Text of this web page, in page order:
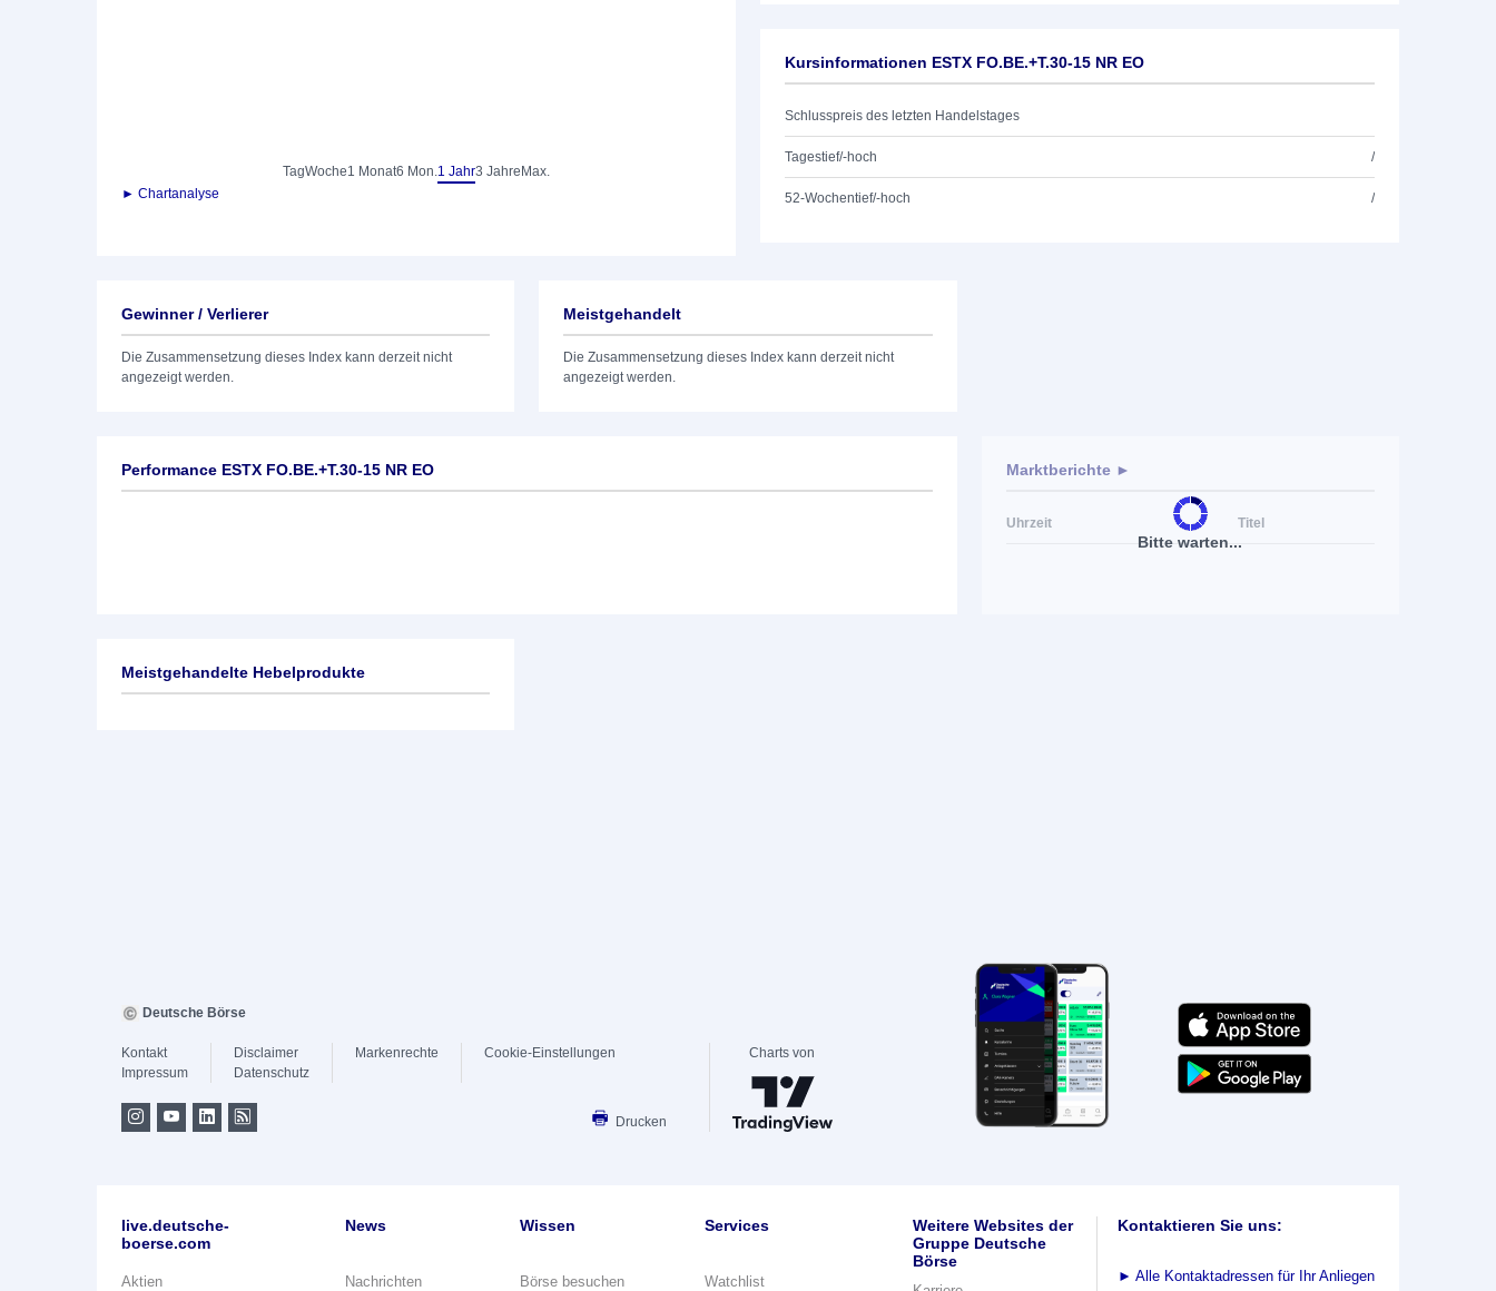
TagWoche1 Monat6 Mon.1 Jahr3 Jahre Max.
► Chartanalyse
Kursinformationen ESTX FO.BE.+T.30-15 NR EO
Schlusspreis des letzten Handelstages
Tagestief/-hoch /
52-Wochentief/-hoch /
Gewinner / Verlierer
Die Zusammensetzung dieses Index kann derzeit nicht
angezeigt werden.
Meistgehandelt
Die Zusammensetzung dieses Index kann derzeit nicht
angezeigt werden.
Performance ESTX FO.BE.+T.30-15 NR EO
Bitte warten...
Marktberichte ►
Uhrzeit Titel
Meistgehandelte Hebelprodukte
Deutsche Börse
Kontakt
Impressum
Disclaimer
Datenschutz
Markenrechte Cookie-Einstellungen
Drucken
Charts von
live.deutsche-
boerse.com
Aktien
News
Nachrichten
Wissen
Börse besuchen
Services
Watchlist
Weitere Websites der
Gruppe Deutsche
Börse
Kontaktieren Sie uns:
► Alle Kontaktadressen für Ihr Anliegen